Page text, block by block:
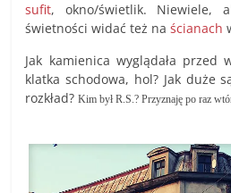
sufit, okno/świetlik. Niewiele,
świetności widać też naścianach
Jak kamienica wyglądała przed
klatka schodowa, hol? Jak duże
rozkład?Kim był R.S.? Przyznaję po raz